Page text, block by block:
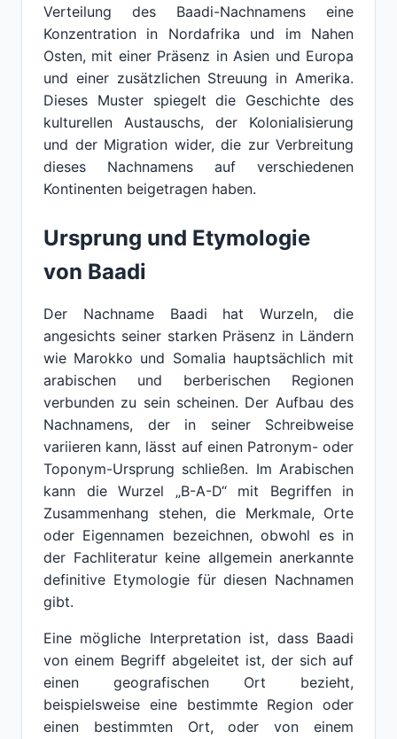
Verteilung des Baadi-Nachnamens eine
Konzentration in Nordafrika und im Nahen
Osten, mit einer Präsenz in Asien und Europa
und einer zusätzlichen Streuung in Amerika.
Dieses Muster spiegelt die Geschichte des
kulturellen Austauschs, der Kolonialisierung
und der Migration wider, die zur Verbreitung
dieses Nachnamens auf verschiedenen
Kontinenten beigetragen haben.
Ursprung und Etymologie
von Baadi
Der Nachname Baadi hat Wurzeln, die
angesichts seiner starken Präsenz in Ländern
wie Marokko und Somalia hauptsächlich mit
arabischen und berberischen Regionen
verbunden zu sein scheinen. Der Aufbau des
Nachnamens, der in seiner Schreibweise
variieren kann, lässt auf einen Patronym- oder
Toponym-Ursprung schließen. Im Arabischen
kann die Wurzel „B-A-D“ mit Begriffen in
Zusammenhang stehen, die Merkmale, Orte
oder Eigennamen bezeichnen, obwohl es in
der Fachliteratur keine allgemein anerkannte
definitive Etymologie für diesen Nachnamen
gibt.
Eine mögliche Interpretation ist, dass Baadi
von einem Begriff abgeleitet ist, der sich auf
einen geografischen Ort bezieht,
beispielsweise eine bestimmte Region oder
einen bestimmten Ort, oder von einem